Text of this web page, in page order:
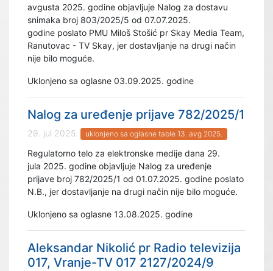
avgusta 2025. godine objavljuje Nalog za dostavu
snimaka broj 803/2025/5 od 07.07.2025.
godine poslato PMU Miloš Stošić pr Skay Media Team,
Ranutovac - TV Skay, jer dostavljanje na drugi način
nije bilo moguće.
Uklonjeno sa oglasne 03.09.2025. godine
Nalog za uređenje prijave 782/2025/1
29. jul 2025. uklonjeno sa oglasne table 13. avg 2025.
Regulatorno telo za elektronske medije dana 29.
jula 2025. godine objavljuje Nalog za uređenje
prijave broj 782/2025/1 od 01.07.2025. godine poslato
N.B., jer dostavljanje na drugi način nije bilo moguće.
Uklonjeno sa oglasne 13.08.2025. godine
Aleksandar Nikolić pr Radio televizija
017, Vranje-TV 017 2127/2024/9